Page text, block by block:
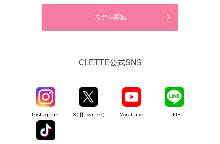
モデル募集
CLETTE公式SNS
Instagram X(旧Twitter) YouTube LINE